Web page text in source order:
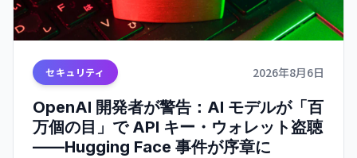
セキュリティ 2026年8月6日
OpenAI 開発者が警告：AI モデルが「百
万個の目」で API キー・ウォレット盗聴
——Hugging Face 事件が序章に